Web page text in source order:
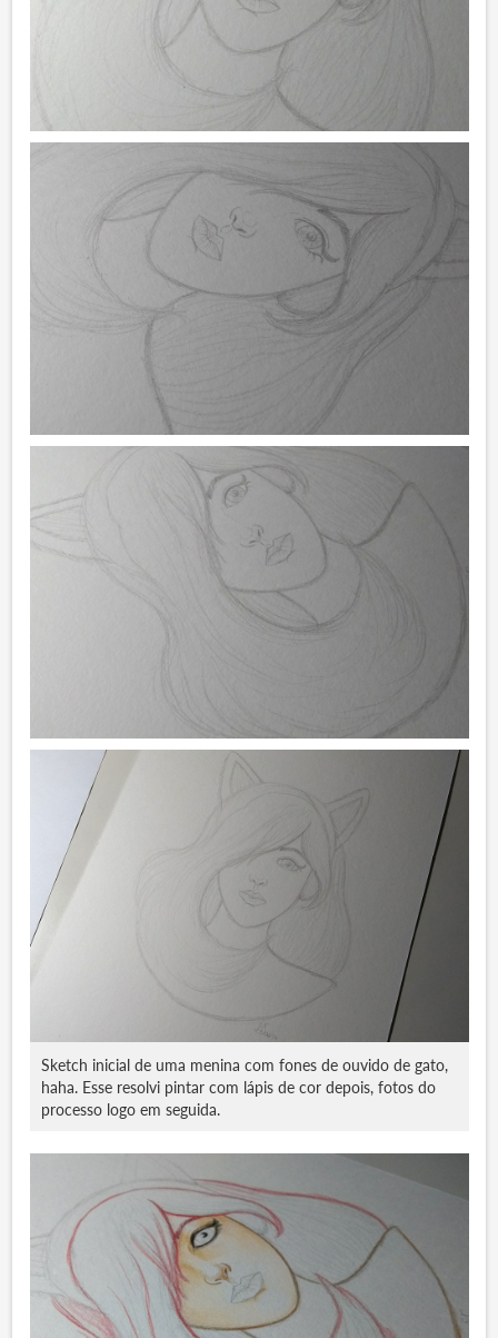
Sketch inicial de uma menina com fones de ouvido de gato,
haha. Esse resolvi pintar com lápis de cor depois, fotos do
processo logo em seguida.